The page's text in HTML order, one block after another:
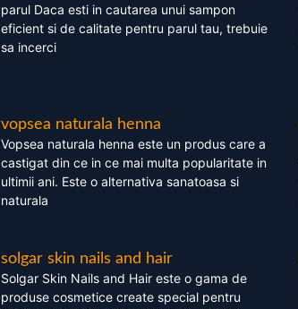
parul Daca esti in cautarea unui sampon
eficient si de calitate pentru parul tau, trebuie
sa incerci
vopsea naturala henna
Vopsea naturala henna este un produs care a
castigat din ce in ce mai multa popularitate in
ultimii ani. Este o alternativa sanatoasa si
naturala
solgar skin nails and hair
Solgar Skin Nails and Hair este o gama de
produse cosmetice create special pentru